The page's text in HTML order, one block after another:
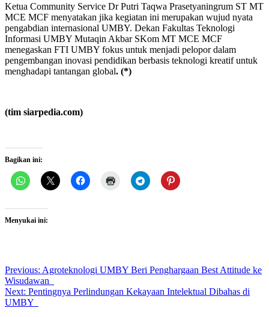
Ketua Community Service Dr Putri Taqwa Prasetyaningrum ST MT
MCE MCF menyatakan jika kegiatan ini merupakan wujud nyata
pengabdian internasional UMBY. Dekan Fakultas Teknologi
Informasi UMBY Mutaqin Akbar SKom MT MCE MCF
menegaskan FTI UMBY fokus untuk menjadi pelopor dalam
pengembangan inovasi pendidikan berbasis teknologi kreatif untuk
menghadapi tantangan global. (*)
(tim siarpedia.com)
Bagikan ini:
Menyukai ini:
Post
navigation
Previous: Agroteknologi UMBY Beri Penghargaan Best Attitude ke
Wisudawan
Next: Pentingnya Perlindungan Kekayaan Intelektual Dibahas di
UMBY